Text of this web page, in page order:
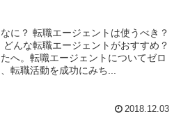
に？ 転職エージェントは使うべき？
んな転職エージェントがおすすめ？
へ。転職エージェントについてゼロ
転職活動を成功にみち...
2018.12.03